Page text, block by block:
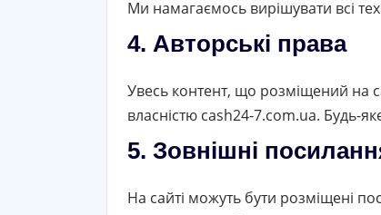
Ми намагаємось вирішувати всі
4. Авторські права
Увесь контент, що розміщений на
власністю cash24-7.com.ua. Будь-
5. Зовнішні
На сайті можуть бути розміщені